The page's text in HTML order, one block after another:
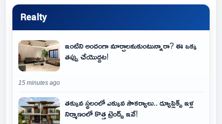
Realty
ఇంటిని అందంగా మార్చాలనుకుంటున్నారా? ఈ ఒక్క
తప్పు చేయొద్దట!
15 minutes ago
తక్కువ స్థలంలో ఎక్కువ సౌకర్యాలు.. డ్యూప్లెక్స్ ఇళ్ల
నిర్మాణంలో కొత్త ట్రెండ్స్ ఇవే!